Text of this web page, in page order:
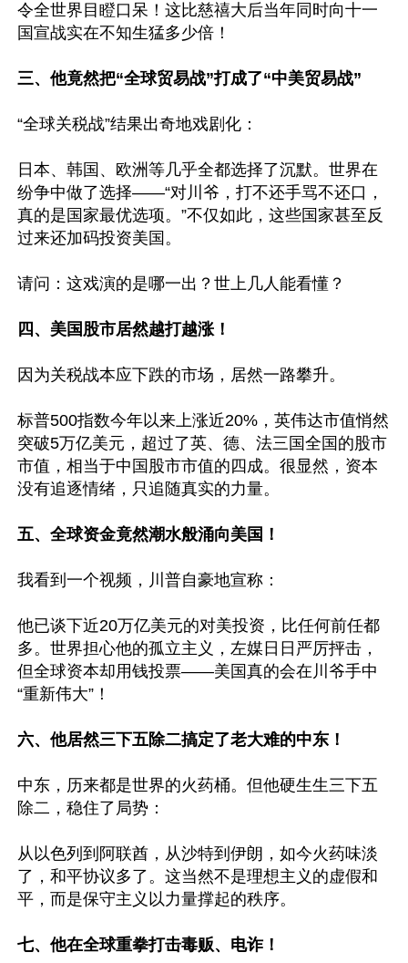
令全世界目瞪口呆！这比慈禧大后当年同时向十一
国宣战实在不知生猛多少倍！
三、他竟然把“全球贸易战”打成了“中美贸易战”
“全球关税战”结果出奇地戏剧化：
日本、韩国、欧洲等几乎全都选择了沉默。世界在
纷争中做了选择——“对川爷，打不还手骂不还口，
真的是国家最优选项。”不仅如此，这些国家甚至反
过来还加码投资美国。
请问：这戏演的是哪一出？世上几人能看懂？
四、美国股市居然越打越涨！
因为关税战本应下跌的市场，居然一路攀升。
标普500指数今年以来上涨近20%，英伟达市值悄然
突破5万亿美元，超过了英、德、法三国全国的股市
市值，相当于中国股市市值的四成。很显然，资本
没有追逐情绪，只追随真实的力量。
五、全球资金竟然潮水般涌向美国！
我看到一个视频，川普自豪地宣称：
他已谈下近20万亿美元的对美投资，比任何前任都
多。世界担心他的孤立主义，左媒日日严厉抨击，
但全球资本却用钱投票——美国真的会在川爷手中
“重新伟大”！
六、他居然三下五除二搞定了老大难的中东！
中东，历来都是世界的火药桶。但他硬生生三下五
除二，稳住了局势：
从以色列到阿联酋，从沙特到伊朗，如今火药味淡
了，和平协议多了。这当然不是理想主义的虚假和
平，而是保守主义以力量撑起的秩序。
七、他在全球重拳打击毒贩、电诈！